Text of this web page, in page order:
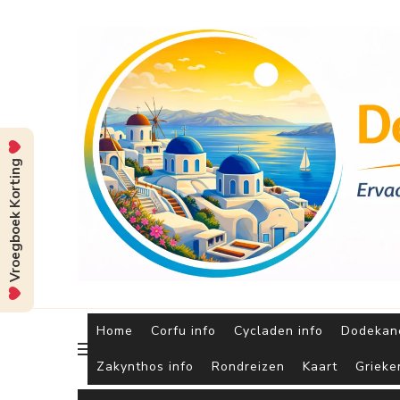
Home Corfu info Cycladen info
Zakynthos info Rondreizen Kaart
Vroegboek Korting